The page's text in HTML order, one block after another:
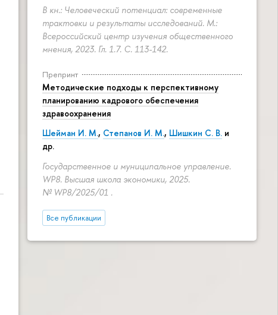
В кн.: Человеческий потенциал: современные
трактовки и результаты исследований. М.:
Всероссийский центр изучения общественного
мнения, 2023. Гл. 1.7. С. 113-142.
Препринт
Методические подходы к перспективному
планированию кадрового обеспечения
здравоохранения
Шейман И. М., Степанов И. М., Шишкин С. В. и
др.
Государственное и муниципальное управление.
WP8. Высшая школа экономики, 2025.
№ WP8/2025/01 .
Все публикации